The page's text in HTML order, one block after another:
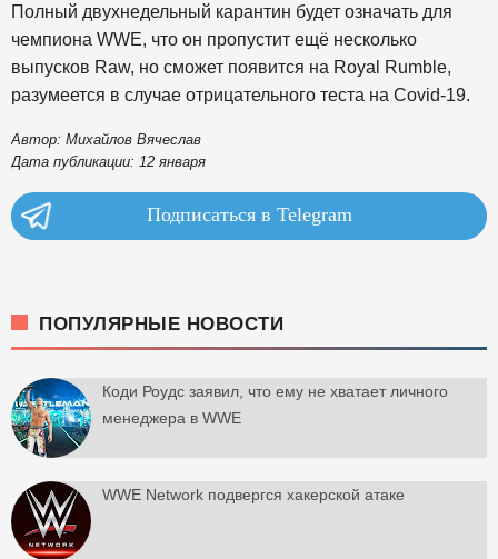
Полный двухнедельный карантин будет означать для
чемпиона WWE, что он пропустит ещё несколько
выпусков Raw, но сможет появится на Royal Rumble,
разумеется в случае отрицательного теста на Covid-19.
Автор: Михайлов Вячеслав
Дата публикации: 12 января
Подписаться в Telegram
ПОПУЛЯРНЫЕ НОВОСТИ
Коди Роудс заявил, что ему не хватает личного
менеджера в WWE
WWE Network подвергся хакерской атаке